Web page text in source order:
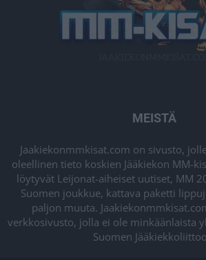
MEISTÄ
Jaakiekonmmkisat.com on sivusto,
oleellinen tieto koskien Jääkiekon MM-
löytyvät Leijonat-aiheiset uutiset, MM
Suomen joukkue, kattava paketti
paljon muuta.
verkkosivusto, jolla ei ole minkäänlaista
Suomen